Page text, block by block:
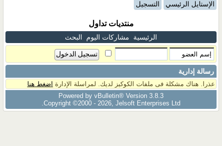
الإستايل الرئيسي التسجيل
منتديات تداول
الرئيسية مشاركات اليوم البحث
رسالة إدارية
عذرا. هناك مشكلة فى ملفات الكوكيز لديك. لمراسلة الإدارة اضغط هنا
Powered by vBulletin® Version 3.8.3
Copyright ©2000 - 2026, Jelsoft Enterprises Ltd.